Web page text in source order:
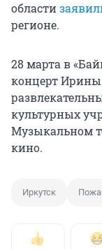
области
регионе.
28 марта в
концерт Ирины
культурных
Музыкальном
кино.
Иркутск